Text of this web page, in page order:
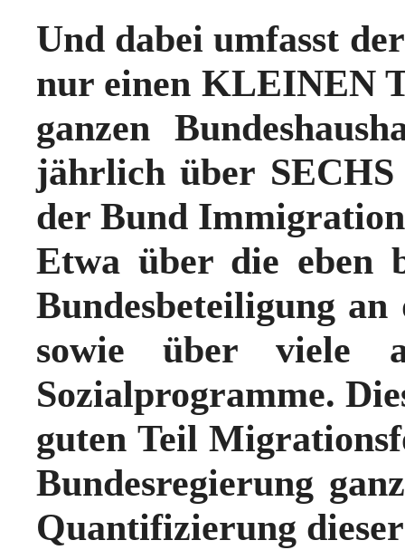
Und dabei umfasst
nur einen KLEINEN
ganzen
jährlich über
der Bund
Etwa über die eben
Bundesbeteiligung
sowie über viele
Sozialprogramme.
guten Teil
Bundesregierung
Quantifizierung